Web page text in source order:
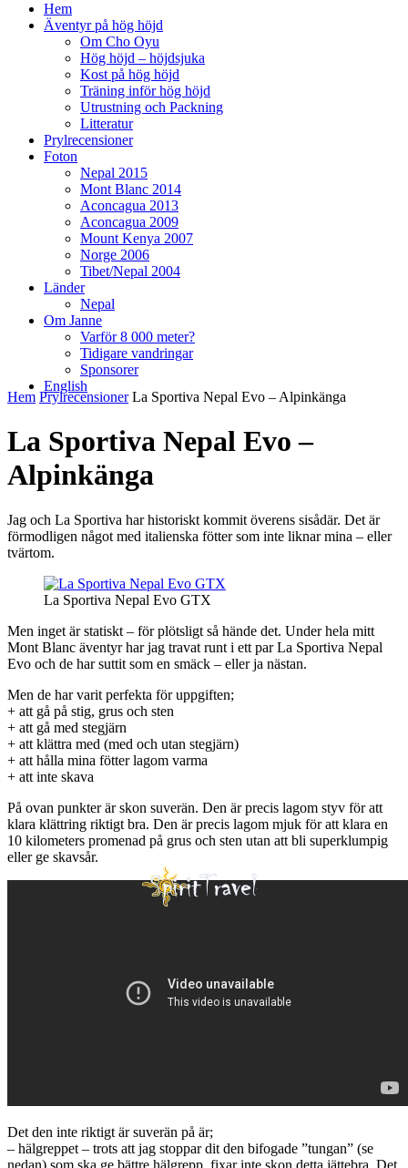
Hem
Äventyr på hög höjd
Om Cho Oyu
Hög höjd – höjdsjuka
Kost på hög höjd
Träning inför hög höjd
Utrustning och Packning
Litteratur
Prylrecensioner
Foton
Nepal 2015
Mont Blanc 2014
Aconcagua 2013
Aconcagua 2009
Mount Kenya 2007
Norge 2006
Tibet/Nepal 2004
Länder
Nepal
Om Janne
Varför 8 000 meter?
Tidigare vandringar
Sponsorer
English
Hem Prylrecensioner La Sportiva Nepal Evo – Alpinkänga
La Sportiva Nepal Evo –
Alpinkänga
Jag och La Sportiva har historiskt kommit överens sisådär. Det är
förmodligen något med italienska fötter som inte liknar mina – eller
tvärtom.
La Sportiva Nepal Evo GTX
Men inget är statiskt – för plötsligt så hände det. Under hela mitt
Mont Blanc äventyr har jag travat runt i ett par La Sportiva Nepal
Evo och de har suttit som en smäck – eller ja nästan.
Men de har varit perfekta för uppgiften;
+ att gå på stig, grus och sten
+ att gå med stegjärn
+ att klättra med (med och utan stegjärn)
+ att hålla mina fötter lagom varma
+ att inte skava
På ovan punkter är skon suverän. Den är precis lagom styv för att
klara klättring riktigt bra. Den är precis lagom mjuk för att klara en
10 kilometers promenad på grus och sten utan att bli superklumpig
eller ge skavsår.
Det den inte riktigt är suverän på är;
– hälgreppet – trots att jag stoppar dit den bifogade ”tungan” (se
nedan) som ska ge bättre hälgrepp, fixar inte skon detta jättebra. Det